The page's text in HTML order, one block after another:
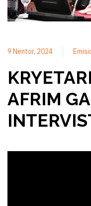
9 Nëntor, 2024
AFRIM